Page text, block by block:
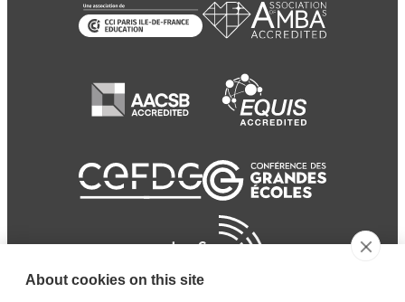
About cookies on this site